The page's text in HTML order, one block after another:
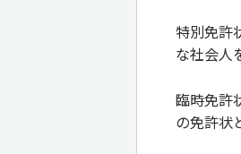
特別免許
な社会人
臨時免許
の免許状